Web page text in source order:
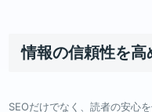
情報の信頼性を
SEOだけでなく、読者の安心